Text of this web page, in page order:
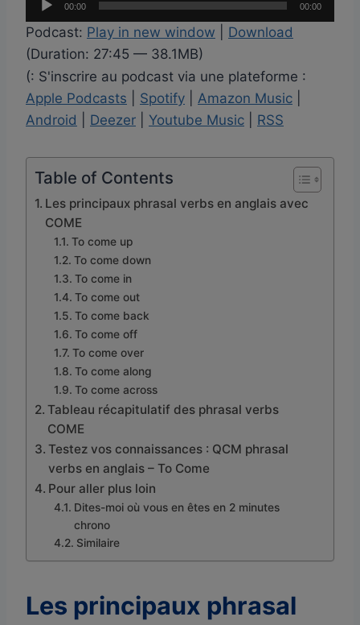
e
c
t
e
u
r
00:00 00:00
Podcast: Play in new window
Download
(Duration: 27:45 — 38.1MB)
(: S'inscrire au podcast via une plateforme :
Apple Podcasts
Spotify Amazon Music
Android
Deezer Youtube Music RSS
Table of Contents
Les principaux phrasal verbs en anglais avec
COME
To come up
To come down
To come in
To come out
To come back
To come off
To come over
To come along
To come across
Tableau récapitulatif des phrasal verbs
COME
Testez vos connaissances : QCM phrasal
verbs en anglais – To Come
Pour aller plus loin
Dites-moi où vous en êtes en 2 minutes
chrono
Similaire
Les principaux phrasal